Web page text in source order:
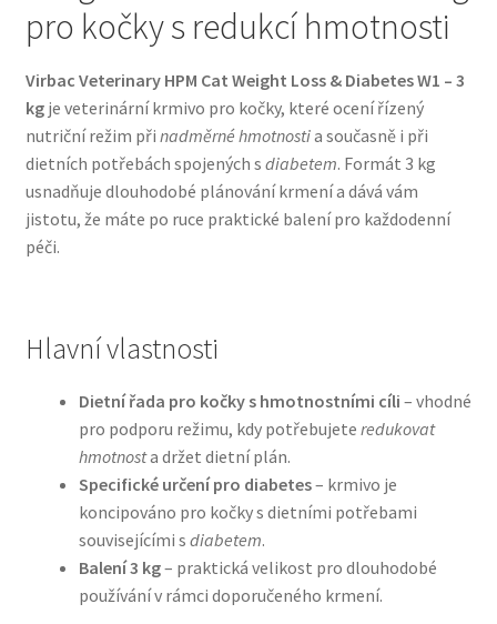
Bozita pro psy — Švédské krmivo s nordickou kvalitou
Brit pro psy
Granule pro psy
Natural Trainer pro psy — Italské krmivo s
Hračky pro psy
Konzervy a kapsičky pro psy
N&D Farmina pro psy — Italské holistic krmivo
Oblečky pro psy
pro kočky s redukcí hmotnosti
Virbac Veterinary HPM Cat Weight Loss & Diabetes W1 – 3
kgje veterinární krmivo pro kočky, které ocení řízený
nutriční režim při nadměrné hmotnostia současně i při
dietních potřebách spojených s diabetem. Formát 3 kg
usnadňuje dlouhodobé plánování krmení a dává vám
jistotu, že máte po ruce praktické balení pro každodenní
péči.
Hlavní vlastnosti
Dietní řada pro kočky s hmotnostními cíli – vhodné
pro podporu režimu, kdy potřebujete redukovat
hmotnosta držet dietní plán.
Specifické určení pro diabetes– krmivo je
koncipováno pro kočky s dietními potřebami
souvisejícími s diabetem.
Balení 3 kg– praktická velikost pro dlouhodobé
používání v rámci doporučeného krmení.